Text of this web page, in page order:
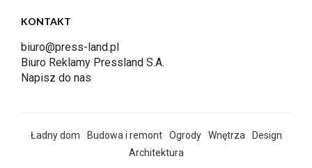
KONTAKT
biuro@press-land.pl
Biuro Reklamy Pressland S.A.
Napisz do nas
Ładny dom Budowa i remont Ogrody Wnętrza
Design
Architektura